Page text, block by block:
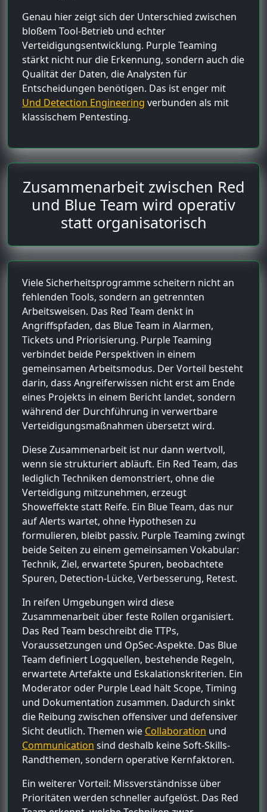
Genau hier zeigt sich der Unterschied zwischen
bloßem Tool-Betrieb und echter
Verteidigungsentwicklung. Purple Teaming
stärkt nicht nur die Erkennung, sondern auch die
Qualität der Daten, die Analysten für
Entscheidungen benötigen. Das ist enger mit
Und Detection Engineering verbunden als mit
klassischem Pentesting.
Zusammenarbeit zwischen Red
und Blue Team wird operativ
statt organisatorisch
Viele Sicherheitsprogramme scheitern nicht an
fehlenden Tools, sondern an getrennten
Arbeitsweisen. Das Red Team denkt in
Angriffspfaden, das Blue Team in Alarmen,
Tickets und Priorisierung. Purple Teaming
verbindet beide Perspektiven in einem
gemeinsamen Arbeitsmodus. Der Vorteil besteht
darin, dass Angreiferwissen nicht erst am Ende
eines Projekts in einem Bericht landet, sondern
während der Durchführung in verwertbare
Verteidigungsmaßnahmen übersetzt wird.
Diese Zusammenarbeit ist nur dann wertvoll,
wenn sie strukturiert abläuft. Ein Red Team, das
lediglich Techniken demonstriert, ohne die
Verteidigung mitzunehmen, erzeugt
Showeffekte statt Reife. Ein Blue Team, das nur
auf Alerts wartet, ohne Hypothesen zu
formulieren, bleibt passiv. Purple Teaming zwingt
beide Seiten zu einem gemeinsamen Vokabular:
Technik, Ziel, erwartete Spuren, beobachtete
Spuren, Detection-Lücke, Verbesserung, Retest.
In reifen Umgebungen wird diese
Zusammenarbeit über feste Rollen organisiert.
Das Red Team beschreibt die TTPs,
Voraussetzungen und OpSec-Aspekte. Das Blue
Team definiert Logquellen, bestehende Regeln,
erwartete Artefakte und Eskalationskriterien. Ein
Moderator oder Purple Lead hält Scope, Timing
und Dokumentation zusammen. Dadurch sinkt
die Reibung zwischen offensiver und defensiver
Sicht deutlich. Themen wie Collaboration und
Communication sind deshalb keine Soft-Skills-
Randthemen, sondern operative Kernfaktoren.
Ein weiterer Vorteil: Missverständnisse über
Prioritäten werden schneller aufgelöst. Das Red